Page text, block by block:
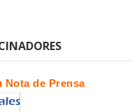
Nota de Prensa